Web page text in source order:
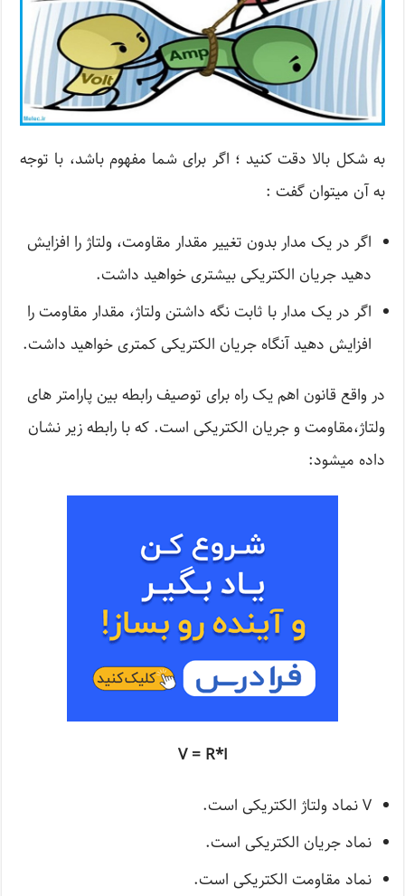
به شکل بالا دقت کنید ؛ اگر برای شما مفهوم باشد، با توجه
به آن می­توان گفت :
اگر در یک مدار بدون تغییر مقدار مقاومت، ولتاژ را افزایش
دهید جریان الکتریکی بیشتری خواهید داشت.
اگر در یک مدار با ثابت نگه داشتن ولتاژ، مقدار مقاومت را
افزایش دهید آنگاه جریان الکتریکی کمتری خواهید داشت.
در واقع قانون اهم یک راه برای توصیف رابطه بین پارامتر های
ولتاژ،مقاومت و جریان الکتریکی است. که با رابطه زیر نشان
داده می­شود:
V = R*I
V نماد ولتاژ الکتریکی است.
نماد جریان الکتریکی است.
نماد مقاومت الکتریکی است.